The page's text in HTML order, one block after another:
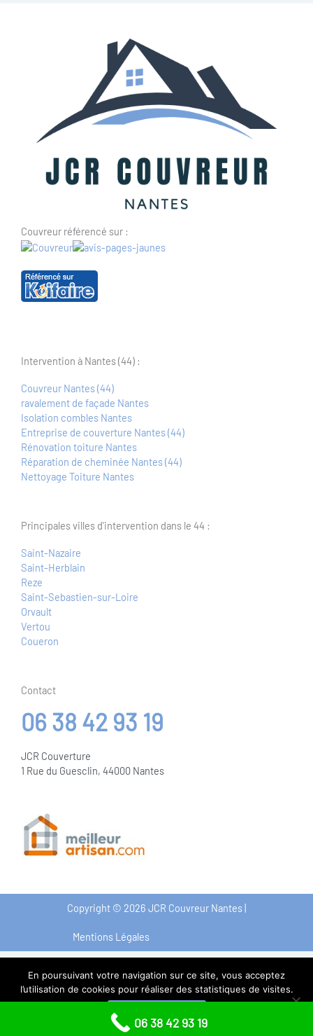
Couvreur référencé sur :
Intervention à Nantes (44) :
Couvreur Nantes (44)
ravalement de façade Nantes
Isolation combles Nantes
Entreprise de couverture Nantes (44)
Rénovation toiture Nantes
Réparation de cheminée Nantes (44)
Nettoyage Toiture Nantes
Principales villes d'intervention dans le 44 :
Saint-Nazaire
Saint-Herblain
Reze
Saint-Sebastien-sur-Loire
Orvault
Vertou
Coueron
Contact
06 38 42 93 19
JCR Couverture
1 Rue du Guesclin, 44000 Nantes
Copyright © 2026 JCR Couvreur Nantes |
Mentions Légales
06 38 42 93 19
En poursuivant votre navigation sur ce site, vous acceptez
l’utilisation de cookies pour réaliser des statistiques de visites.